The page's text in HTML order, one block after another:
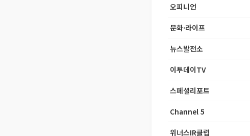
오피니언
문화·라이프
뉴스발전소
이투데이TV
스페셜리포트
Channel 5
위너스IR클럽